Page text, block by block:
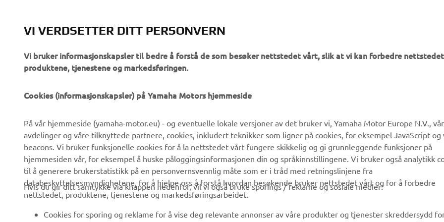
Nyheter
Arrangementer
Yamaha Press
Brosjyrer
Jobber hos Yamaha
Bli en forhandler
Myndigheter
Golfbaner
Redningstjeneste
Kjøreskoler
Robotics
Partnerskap
Yamaha Music
Yamaha Racing
Yamaha Motor Global
Reservedelskatalog
Finn en Yamaha-forhandler
Håndtering av brukte
batterier
VI VERDSETTER DITT PERSONVERN
Vi bruker informasjonskapsler til bedre å forstå de som besøker nettstedet vårt, slik at vi kan forbedre
produktene, tjenestene og markedsføringen.
Cookies (informasjonskapsler) på Yamaha Motors hjemmeside
På vår hjemmeside (yamaha-motor.eu) - og eventuelle lokale versjoner av det bruker vi, Yamaha Motor Europe N.V.,
avdelinger og våre tilknyttede partnere, cookies, inkludert teknikker som ligner på cookies, for eksempel JavaScript og
beacons. Vi bruker funksjonelle cookies for å la nettstedet vårt fungere skikkelig og gi grunnleggende funksjoner på
hjemmesiden vår, for eksempel å huske påloggingsinformasjonen din og språkinnstillingene. Vi bruker også analytikk
til å generere brukerstatistikk på en personvernsvennlig måte som er i tråd med retningslinjene fra
databeskyttelsesmyndighetene, for å hjelpe oss å forstå hvordan besøkende bruker nettstedet vårt og for å forbedre
nettstedet, produktene, tjenestene og markedsføringsarbeidet.
Hvis du gir ditt samtykke via knappen nedenfor, vil vi også bruke sporings / reklame og sosiale medier:
Cookies for sporing og reklame for å vise deg relevante annonser av våre produkter og tjenester skreddersydd